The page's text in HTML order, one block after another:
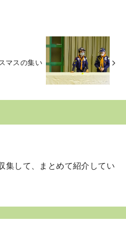
マスの集い
集して、まとめて紹介してい